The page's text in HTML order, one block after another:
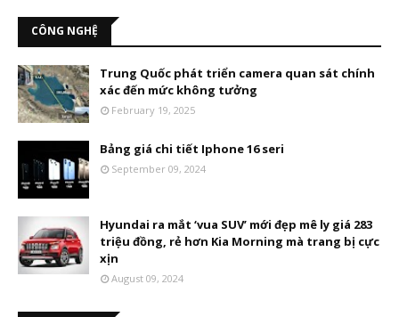
CÔNG NGHỆ
Trung Quốc phát triển camera quan sát chính
xác đến mức không tưởng
February 19, 2025
Bảng giá chi tiết Iphone 16 seri
September 09, 2024
Hyundai ra mắt ‘vua SUV’ mới đẹp mê ly giá 283
triệu đồng, rẻ hơn Kia Morning mà trang bị cực
xịn
August 09, 2024